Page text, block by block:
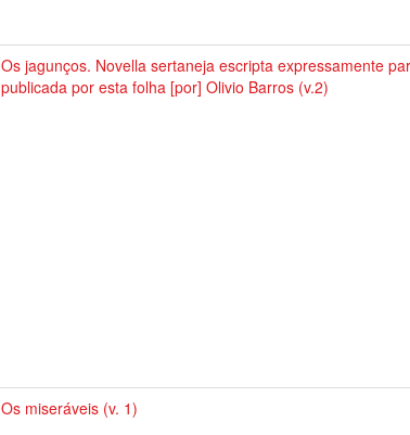
Os jagunços. Novella sertaneja escripta expressamente
publicada por esta folha [por] Olivio Barros (v.2)
Os miseráveis (v. 1)